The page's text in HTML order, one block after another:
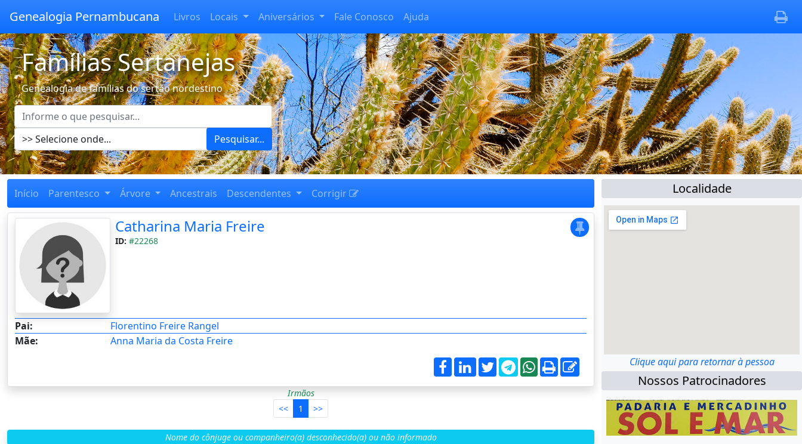
Genealogia Pernambucana Livros Locais Aniversários Fale Conosco Ajuda
Famílias Sertanejas
Genealogia de famílias do sertão nordestino
Pesquisar...
Início Parentesco Árvore Ancestrais Descendentes Corrigir
Catharina Maria Freire
ID: #22268
Pai:
Florentino Freire Rangel
Mãe:
Anna Maria da Costa Freire
Irmãos
<<
1 >>
Nome do cônjuge ou companheiro(a) desconhecido(a) ou não informado
Localidade
Clique aqui para retornar à pessoa
Nossos Patrocinadores